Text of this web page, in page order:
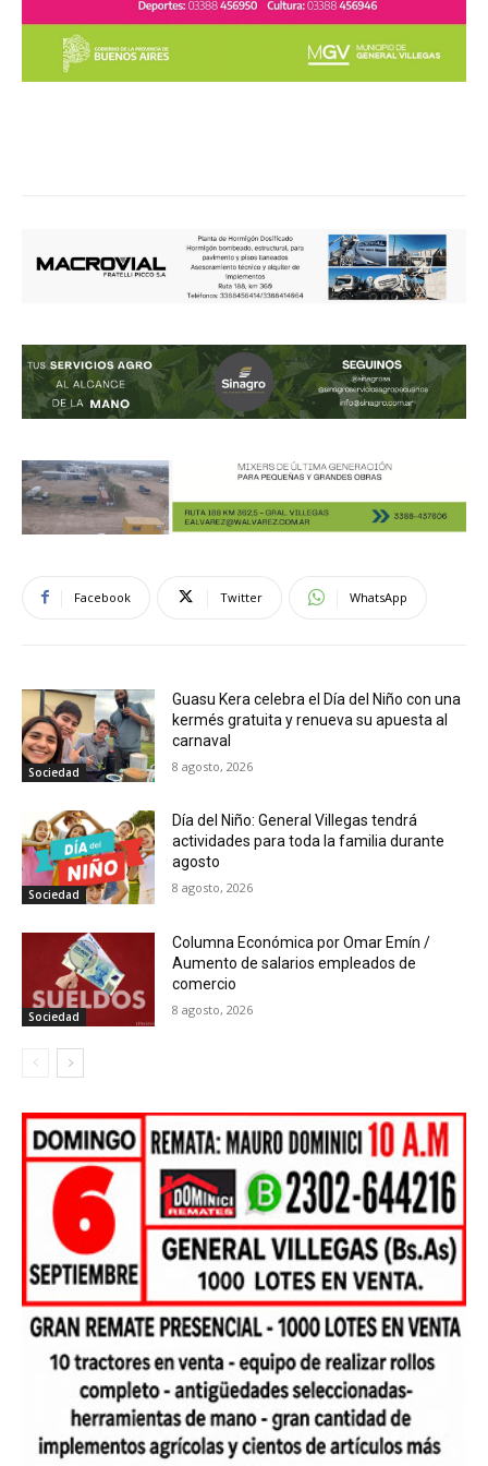
Facebook Twitter WhatsApp
Sociedad
Guasu Kera celebra el Día del Niño con una
kermés gratuita y renueva su apuesta al
carnaval
8 agosto, 2026
Sociedad
Día del Niño: General Villegas tendrá
actividades para toda la familia durante
agosto
8 agosto, 2026
Sociedad
Columna Económica por Omar Emín /
Aumento de salarios empleados de
comercio
8 agosto, 2026